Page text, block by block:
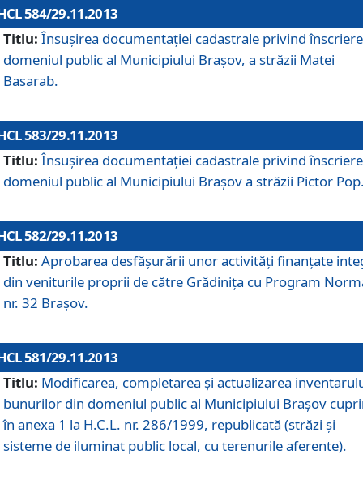
584/29.11.2013
Titlu: Însuşirea documentaţiei cadastrale privind
domeniul public al Municipiului Braşov, a străzii Matei
Basarab.
583/29.11.2013
Titlu: Însuşirea documentaţiei cadastrale privind
domeniul public al Municipiului Braşov a străzii Pictor
582/29.11.2013
Titlu: Aprobarea desfăşurării unor activităţi finanţate
din veniturile proprii de către Grădiniţa cu Program
nr. 32 Braşov.
581/29.11.2013
Titlu: Modificarea, completarea şi actualizarea
bunurilor din domeniul public al Municipiului Braşov
în anexa 1 la H.C.L. nr. 286/1999, republicată (străzi şi
sisteme de iluminat public local, cu terenurile aferente).